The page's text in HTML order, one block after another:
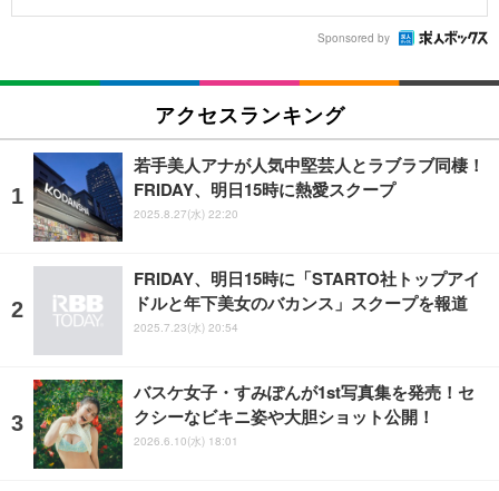
Sponsored by
アクセスランキング
若手美人アナが人気中堅芸人とラブラブ同棲！
FRIDAY、明日15時に熱愛スクープ
2025.8.27(水) 22:20
FRIDAY、明日15時に「STARTO社トップアイ
ドルと年下美女のバカンス」スクープを報道
2025.7.23(水) 20:54
バスケ女子・すみぽんが1st写真集を発売！セ
クシーなビキニ姿や大胆ショット公開！
2026.6.10(水) 18:01